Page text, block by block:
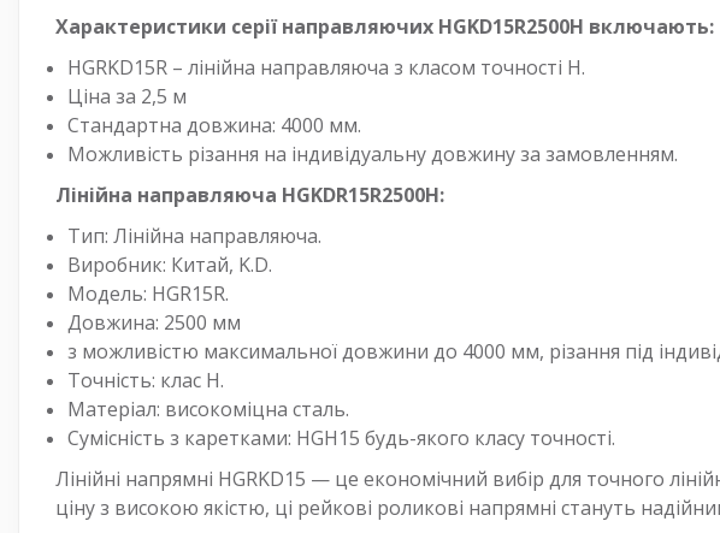
Характеристики серії направляючих HGKD15R2500H включають:
HGRKD15R – лінійна направляюча з класом точності H.
Ціна за 2,5 м
Стандартна довжина: 4000 мм.
Можливість різання на індивідуальну довжину за замовленням.
Лінійна направляюча HGKDR15R2500H:
Тип: Лінійна направляюча.
Виробник: Китай, K.D.
Модель: HGR15R.
Довжина: 2500 мм
з можливістю максимальної довжини до 4000 мм, різання під
Точність: клас H.
Матеріал: високоміцна сталь.
Сумісність з каретками: HGH15 будь-якого класу точності.
Лінійні напрямні HGRKD15 — це економічний вибір для точного
ціну з високою якістю, ці рейкові роликові напрямні стануть